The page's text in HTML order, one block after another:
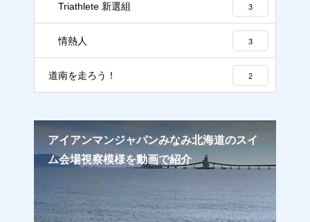
Triathlete 新選組 3
情熱人 3
道南を走ろう！ 2
アイアンマンジャパンみなみ北海道のスイ
ム会場視察模様を動画で紹介
介【スイム編】 ※動画コース
紹介あり
組 ① 】 幕末の風雲児たちとア
イアンマンの親和性 〜 The Last